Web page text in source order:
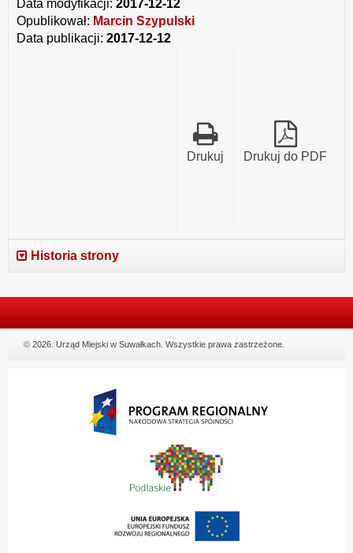
Data modyfikacji: 2017-12-12
Opublikował: Marcin Szypulski
Data publikacji: 2017-12-12
Drukuj do PDF
Drukuj
Historia strony
© 2026. Urząd Miejski w Suwałkach. Wszystkie prawa zastrzeżone.